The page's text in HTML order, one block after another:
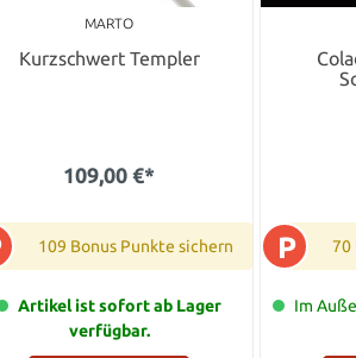
MARTO
Kurzschwert Templer
109,00 €*
109 Bonus Punkte sichern
Artikel ist sofort ab Lager
verfügbar.
P 70
Im